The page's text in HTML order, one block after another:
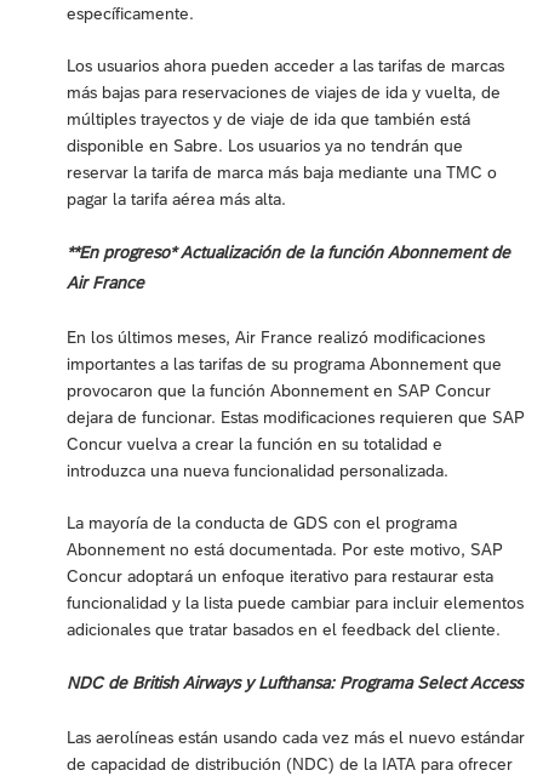
específicamente.
Los usuarios ahora pueden acceder a las tarifas de marcas
más bajas para reservaciones de viajes de ida y vuelta, de
múltiples trayectos y de viaje de ida que también está
disponible en Sabre. Los usuarios ya no tendrán que
reservar la tarifa de marca más baja mediante una TMC o
pagar la tarifa aérea más alta.
**En progreso* Actualización de la función Abonnement de
Air France
En los últimos meses, Air France realizó modificaciones
importantes a las tarifas de su programa Abonnement que
provocaron que la función Abonnement en SAP Concur
dejara de funcionar. Estas modificaciones requieren que SAP
Concur vuelva a crear la función en su totalidad e
introduzca una nueva funcionalidad personalizada.
La mayoría de la conducta de GDS con el programa
Abonnement no está documentada. Por este motivo, SAP
Concur adoptará un enfoque iterativo para restaurar esta
funcionalidad y la lista puede cambiar para incluir elementos
adicionales que tratar basados en el feedback del cliente.
NDC de British Airways y Lufthansa: Programa Select Access
Las aerolíneas están usando cada vez más el nuevo estándar
de capacidad de distribución (NDC) de la IATA para ofrecer